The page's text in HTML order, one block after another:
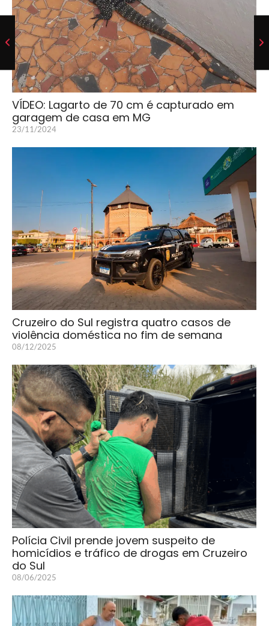
VÍDEO: Lagarto de 70 cm é capturado em
garagem de casa em MG
23/11/2024
Cruzeiro do Sul registra quatro casos de
violência doméstica no fim de semana
08/12/2025
Polícia Civil prende jovem suspeito de
homicídios e tráfico de drogas em Cruzeiro
do Sul
08/06/2025